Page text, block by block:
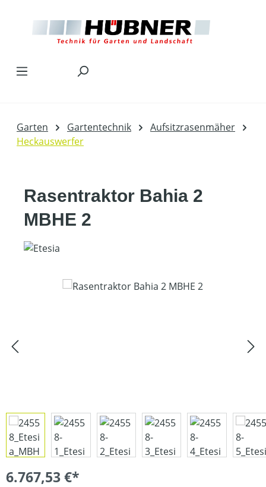
Garten Gartentechnik
Aufsitzrasenmäher
Heckauswerfer
Rasentraktor Bahia 2
MBHE 2
Bildergalerie überspringen
6.767,53 €*